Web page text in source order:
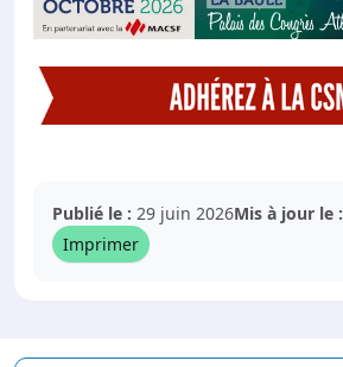
Publié le : 29 juin 2026Mis à jour le :
Imprimer